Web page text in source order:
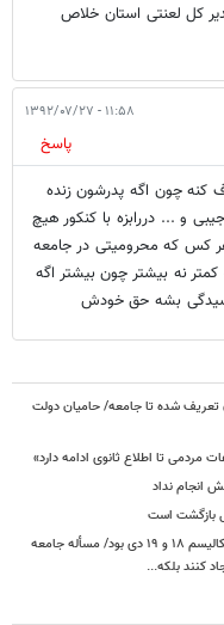
کل لعنتی استان خلاص
۱۱:۵۸ - ۱۳۹۲/۰۷/۲۷
پاسخ
کنه چون اگه پدرشون زنده
و ... دررابزه با کنکور هیچ
کس که محرومیتی در جامعه
نه بیشتر چون بیشتر اگه
بشه حق خودش
تعریف شده تا جامعه/ حامیان دولت
مردمی تا اطلاع ثانوی ادامه دارد»
انجام نداد
بازگشت است
فعال سیاسی اصلاح طلب: جنگ یک «نه» بزرگ به رادیکالیسم ۱۸ و ۱۹ دی بود/ مسأله جامعه
کنند بلکه...